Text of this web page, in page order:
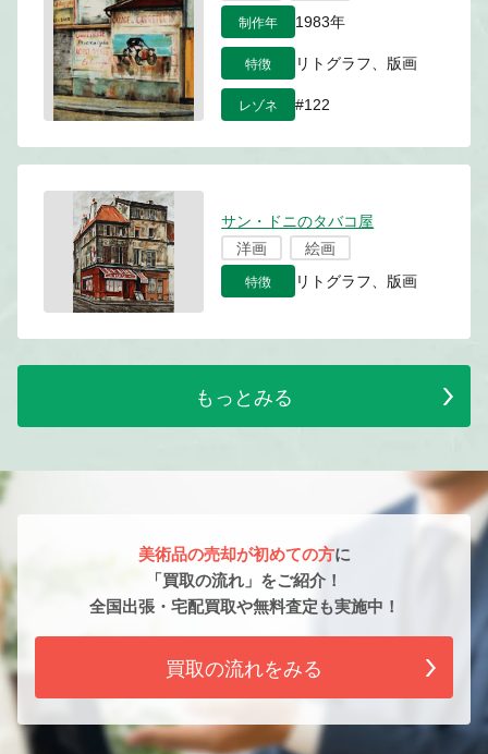
制作年 1983年
特徴 リトグラフ、版画
レゾネ #122
サン・ドニのタバコ屋
洋画
絵画
特徴 リトグラフ、版画
もっとみる
美術品の売却が初めての方に
「買取の流れ」をご紹介！
全国出張・宅配買取や無料査定も実施中！
買取の流れをみる